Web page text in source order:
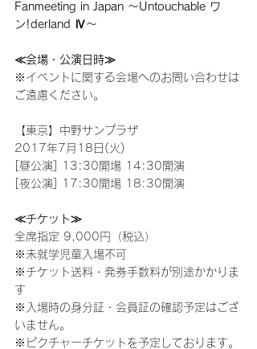
Fanmeeting in Japan ～Untouchable ワ
ン!derland Ⅳ～
≪会場・公演日時≫
※イベントに関する会場へのお問い合わせは
ご遠慮ください。
【東京】中野サンプラザ
2017年7月18日(火)
[昼公演] 13:30開場 14:30開演
[夜公演] 17:30開場 18:30開演
≪チケット≫
全席指定 9,000円（税込）
※未就学児童入場不可
※チケット送料・発券手数料が別途かかりま
す
※入場時の身分証・会員証の確認予定はござ
いません。
※ピクチャーチケットを予定しております。